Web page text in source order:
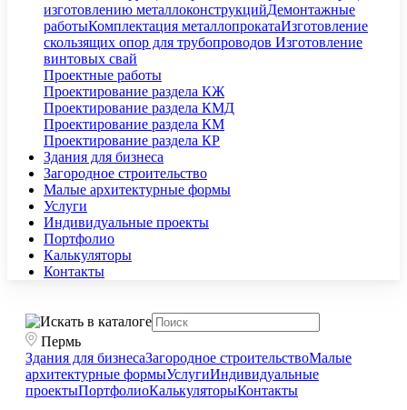
изготовлению металлоконструкцийДемонтажные
работыКомплектация металлопрокатаИзготовление
скользящих опор для трубопроводов Изготовление
винтовых свай
Проектные работы
Проектирование раздела КЖ
Проектирование раздела КМД
Проектирование раздела КМ
Проектирование раздела КР
Здания для бизнеса
Загородное строительство
Малые архитектурные формы
Услуги
Индивидуальные проекты
Портфолио
Калькуляторы
Контакты
Пермь
Здания для бизнесаЗагородное строительствоМалые
архитектурные формыУслугиИндивидуальные
проектыПортфолиоКалькуляторыКонтакты